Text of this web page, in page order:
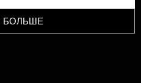
БОЛЬШЕ